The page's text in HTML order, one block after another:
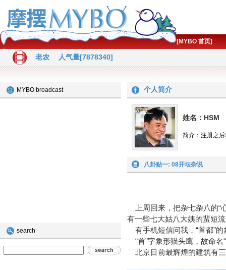
[MYBO 首页]
老农 人气量[7878340]
MYBO broadcast
search
个人简介
姓名：HSM
简介：注册之
八卦贴一: 08开坛杂说
上周回来，把杂七杂八的“
有一些七大姑八大姨的蜚短
有手机短信问我，“首都”的
“首”字象形猫头鹰，故命名
北京目前最辉煌的建筑有